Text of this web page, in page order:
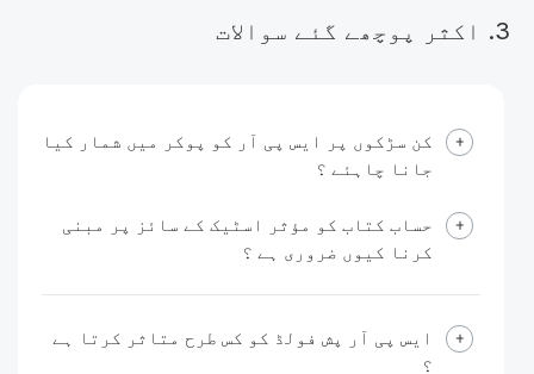
3. اکثر پوچھے گئے سوالات
کن سڑکوں پر ایس پی آر کو پوکر میں شمار کیا
جانا چاہئے ؟
حساب کتاب کو مؤثر اسٹیک کے سائز پر مبنی
کرنا کیوں ضروری ہے ؟
ایس پی آر پش فولڈ کو کس طرح متاثر کرتا ہے
؟